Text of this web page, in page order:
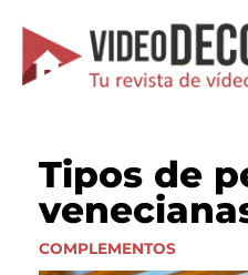
contenido
Tipos de
COMPLEMENTOS